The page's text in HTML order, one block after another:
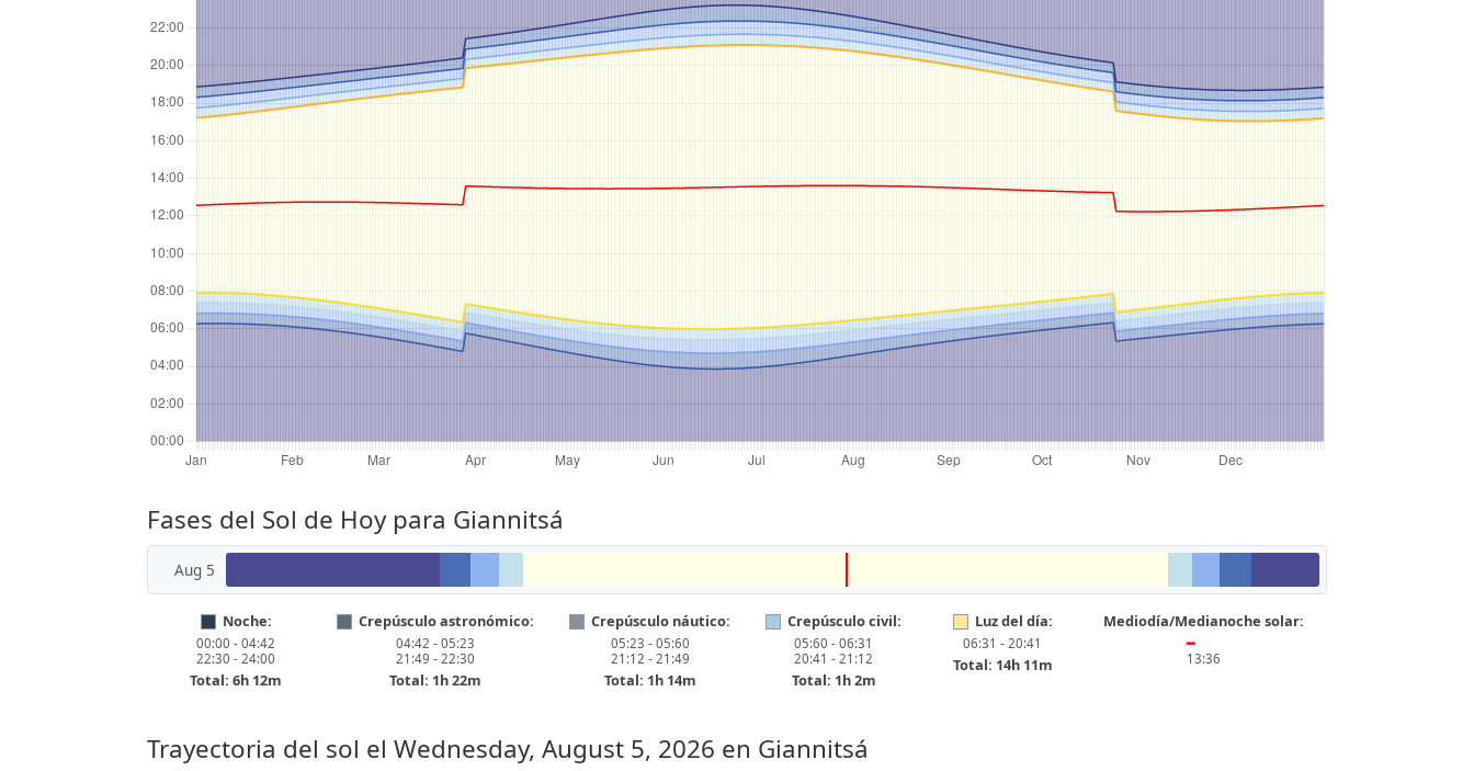
Fases del Sol de Hoy para Giannitsá
Aug 5
Noche:
00:00 - 04:42
22:30 - 24:00
Total: 6h 12m
Crepúsculo astronómico:
04:42 - 05:23
21:49 - 22:30
Total: 1h 22m
Crepúsculo náutico:
05:23 - 05:60
21:12 - 21:49
Total: 1h 14m
Crepúsculo civil:
05:60 - 06:31
20:41 - 21:12
Total: 1h 2m
Luz del día:
06:31 - 20:41
Total: 14h 11m
Mediodía/Medianoche solar:
━
13:36
Trayectoria del sol el Wednesday, August 5, 2026 en Giannitsá